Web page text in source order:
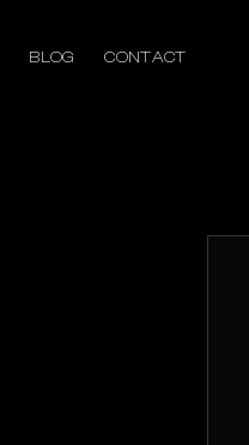
BLOG CONTACT